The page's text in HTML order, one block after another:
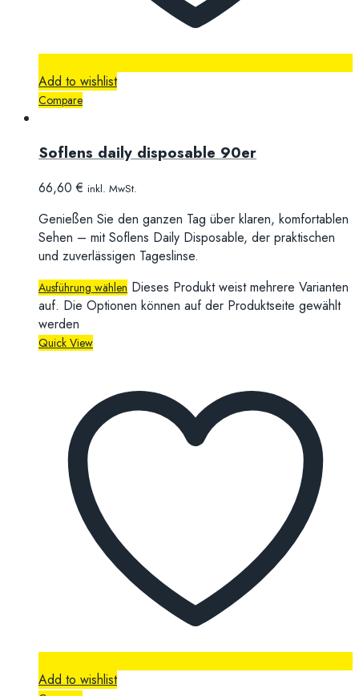
Add to wishlist
Compare
Soflens daily disposable 90er
66,60€ inkl. MwSt.
Genießen Sie den ganzen Tag über klaren, komfortablen
Sehen – mit Soflens Daily Disposable, der praktischen
und zuverlässigen Tageslinse.
Ausführung wählen Dieses Produkt weist mehrere Varianten
auf. Die Optionen können auf der Produktseite gewählt
werden
Quick View
Add to wishlist